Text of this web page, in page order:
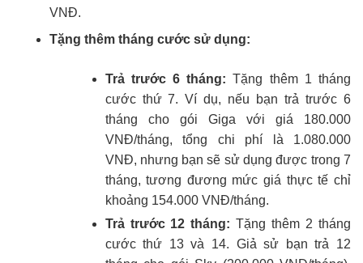
VNĐ.
Tặng thêm tháng cước sử dụng:
Trả trước 6 tháng: Tặng thêm 1 tháng
cước thứ 7. Ví dụ, nếu bạn trả trước 6
tháng cho gói Giga với giá 180.000
VNĐ/tháng, tổng chi phí là 1.080.000
VNĐ, nhưng bạn sẽ sử dụng được trong 7
tháng, tương đương mức giá thực tế chỉ
khoảng 154.000 VNĐ/tháng.
Trả trước 12 tháng: Tặng thêm 2 tháng
cước thứ 13 và 14. Giả sử bạn trả 12